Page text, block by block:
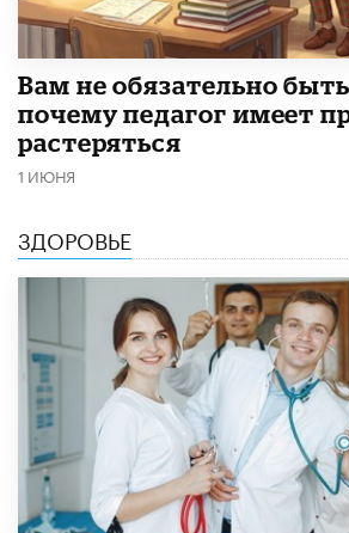
​Вам не обязательно
почему педагог имеет
растеряться
1 ИЮНЯ
ЗДОРОВЬЕ